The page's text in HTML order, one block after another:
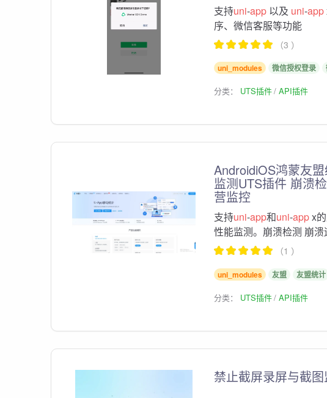
支持uni-app以及 uni-app
序、微信客服等功能
（3 ）
uni_modules 微信授权登录
分类： UTS插件 API插件
AndroidiOS鸿蒙友
监测UTS插件 崩溃
营监控
支持uni-app和uni-appx的
性能监测。崩溃检测 崩
（1 ）
uni_modules 友盟 友盟统计
分类： UTS插件 API插件
禁止截屏录屏与截